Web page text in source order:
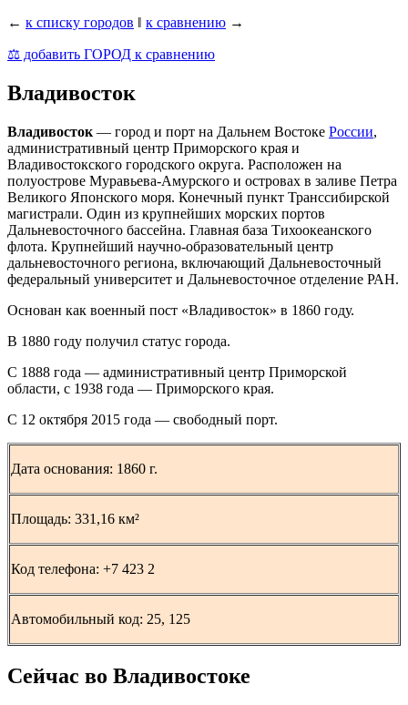
← к списку городов ‖ к сравнению →
⚖️ добавить ГОРОД к сравнению
Владивосток
Владивосток — город и порт на Дальнем Востоке России,
административный центр Приморского края и
Владивостокского городского округа. Расположен на
полуострове Муравьева-Амурского и островах в заливе Петра
Великого Японского моря. Конечный пункт Транссибирской
магистрали. Один из крупнейших морских портов
Дальневосточного бассейна. Главная база Тихоокеанского
флота. Крупнейший научно-образовательный центр
дальневосточного региона, включающий Дальневосточный
федеральный университет и Дальневосточное отделение РАН.
Основан как военный пост «Владивосток» в 1860 году.
В 1880 году получил статус города.
С 1888 года — административный центр Приморской
области, с 1938 года — Приморского края.
С 12 октября 2015 года — свободный порт.
Дата основания: 1860 г.
Площадь: 331,16 км²
Код телефона: +7 423 2
Автомобильный код: 25, 125
Сейчас во Владивостоке